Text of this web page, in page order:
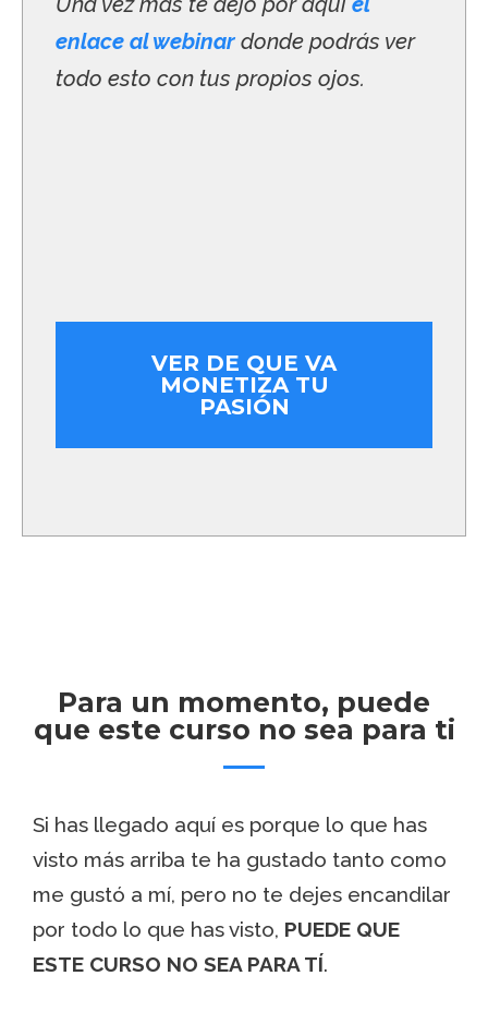
enlace al webinar donde podrás ver
todo esto con tus propios ojos.
VER DE QUE VA
MONETIZA TU
PASIÓN
Para un momento, puede
que este curso no sea para ti
Si has llegado aquí es porque lo que has
visto más arriba te ha gustado tanto como
me gustó a mí, pero no te dejes encandilar
por todo lo que has visto, PUEDE QUE
ESTE CURSO NO SEA PARA TÍ.